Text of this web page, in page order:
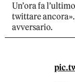
Un’ora fa
twittare
avversario.